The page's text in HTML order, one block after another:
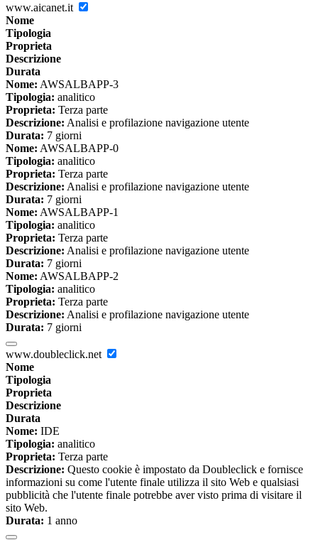
www.aicanet.it
Nome
Tipologia
Proprieta
Descrizione
Durata
Nome: AWSALBAPP-3
Tipologia: analitico
Proprieta: Terza parte
Descrizione: Analisi e profilazione navigazione utente
Durata: 7 giorni
Nome: AWSALBAPP-0
Tipologia: analitico
Proprieta: Terza parte
Descrizione: Analisi e profilazione navigazione utente
Durata: 7 giorni
Nome: AWSALBAPP-1
Tipologia: analitico
Proprieta: Terza parte
Descrizione: Analisi e profilazione navigazione utente
Durata: 7 giorni
Nome: AWSALBAPP-2
Tipologia: analitico
Proprieta: Terza parte
Descrizione: Analisi e profilazione navigazione utente
Durata: 7 giorni
www.doubleclick.net
Nome
Tipologia
Proprieta
Descrizione
Durata
Nome: IDE
Tipologia: analitico
Proprieta: Terza parte
Descrizione: Questo cookie è impostato da Doubleclick e fornisce
informazioni su come l'utente finale utilizza il sito Web e qualsiasi
pubblicità che l'utente finale potrebbe aver visto prima di visitare il
sito Web.
Durata: 1 anno